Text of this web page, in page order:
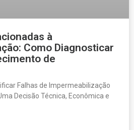
à
Como Diagnosticar
de
Falhas de Impermeabilização
Decisão Técnica, Econômica e